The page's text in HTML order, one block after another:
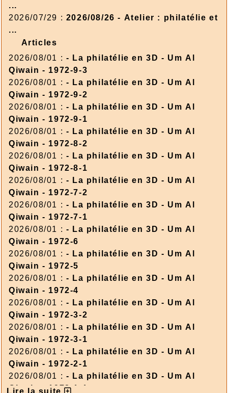
...
2026/07/29 : 2026/08/26 - Atelier : philatélie et
...
Articles
2026/08/01 : - La philatélie en 3D - Um Al
Qiwain - 1972-9-3
2026/08/01 : - La philatélie en 3D - Um Al
Qiwain - 1972-9-2
2026/08/01 : - La philatélie en 3D - Um Al
Qiwain - 1972-9-1
2026/08/01 : - La philatélie en 3D - Um Al
Qiwain - 1972-8-2
2026/08/01 : - La philatélie en 3D - Um Al
Qiwain - 1972-8-1
2026/08/01 : - La philatélie en 3D - Um Al
Qiwain - 1972-7-2
2026/08/01 : - La philatélie en 3D - Um Al
Qiwain - 1972-7-1
2026/08/01 : - La philatélie en 3D - Um Al
Qiwain - 1972-6
2026/08/01 : - La philatélie en 3D - Um Al
Qiwain - 1972-5
2026/08/01 : - La philatélie en 3D - Um Al
Qiwain - 1972-4
2026/08/01 : - La philatélie en 3D - Um Al
Qiwain - 1972-3-2
2026/08/01 : - La philatélie en 3D - Um Al
Qiwain - 1972-3-1
2026/08/01 : - La philatélie en 3D - Um Al
Qiwain - 1972-2-1
2026/08/01 : - La philatélie en 3D - Um Al
Qiwain - 1972-1-1
Lire la suite